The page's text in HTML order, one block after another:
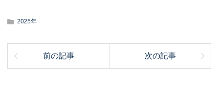
2025年
前の記事 次の記事